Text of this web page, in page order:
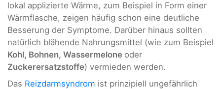
lokal applizierte Wärme, zum Beispiel in Form einer
Wärmflasche, zeigen häufig schon eine deutliche
Besserung der Symptome. Darüber hinaus sollten
natürlich blähende Nahrungsmittel (wie zum Beispiel
Kohl, Bohnen, Wassermelone oder
Zuckerersatzstoffe) vermieden werden.
Das Reizdarmsyndrom ist prinzipiell ungefährlich